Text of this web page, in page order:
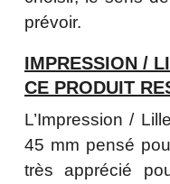
prévoir.
IMPRESSION /
CE PRODUIT
L’Impression /
45 mm pensé
très apprécié